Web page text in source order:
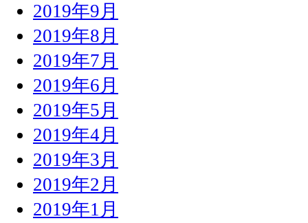
2019年9月
2019年8月
2019年7月
2019年6月
2019年5月
2019年4月
2019年3月
2019年2月
2019年1月